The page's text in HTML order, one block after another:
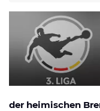
Affiliate Disclaimer
Forum
der heimischen